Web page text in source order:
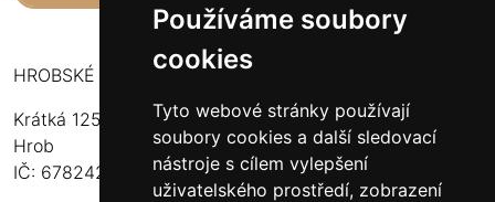
Používáme soubory
cookies
Tyto webové stránky používají
soubory cookies a další sledovací
nástroje s cílem vylepšení
uživatelského prostředí, zobrazení
HROBSKÉ UZENINY
Krátká 125
Hrob
IČ: 67824234